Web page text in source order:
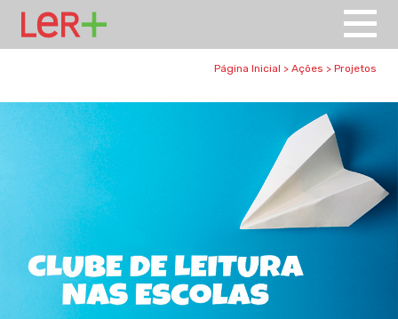
Página Inicial > Ações > Projetos